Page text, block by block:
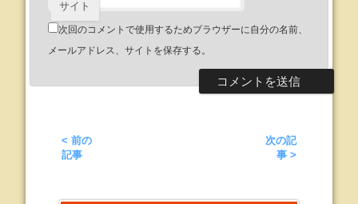
サイト
次回のコメントで使用するためブラウザーに自分の名前、
メールアドレス、サイトを保存する。
< 前の
記事
次の記
事 >